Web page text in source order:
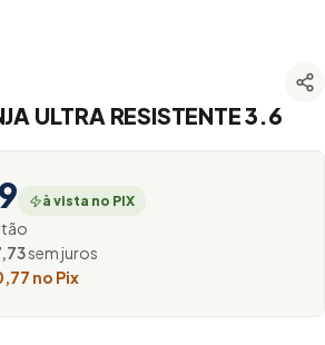
ULTRA RESISTENTE 3.6
à vista no PIX
sem juros
no Pix